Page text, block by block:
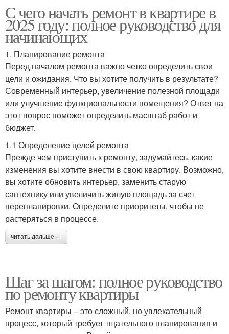
С чего начать ремонт в квартире в
2025 году: полное руководство для
начинающих
1. Планирование ремонта
Перед началом ремонта важно четко определить свои
цели и ожидания. Что вы хотите получить в результате?
Современный интерьер, увеличение полезной площади
или улучшение функциональности помещения? Ответ на
этот вопрос поможет определить масштаб работ и
бюджет.
1.1 Определение целей ремонта
Прежде чем приступить к ремонту, задумайтесь, какие
изменения вы хотите внести в свою квартиру. Возможно,
вы хотите обновить интерьер, заменить старую
сантехнику или увеличить жилую площадь за счет
перепланировки. Определите приоритеты, чтобы не
растеряться в процессе.
читать дальше →
Шаг за шагом: полное руководство
по ремонту квартиры
Ремонт квартиры – это сложный, но увлекательный
процесс, который требует тщательного планирования и